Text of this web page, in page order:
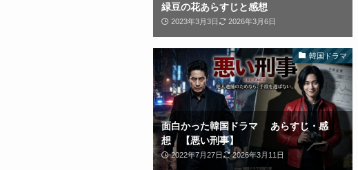
緑豆の花あらすじと感想
2023年3月3日 2026年3月6日
韓国ドラマ
面白かった韓国ドラマ あらすじ・感
想 【悪い刑事】
2022年7月27日 2026年3月11日